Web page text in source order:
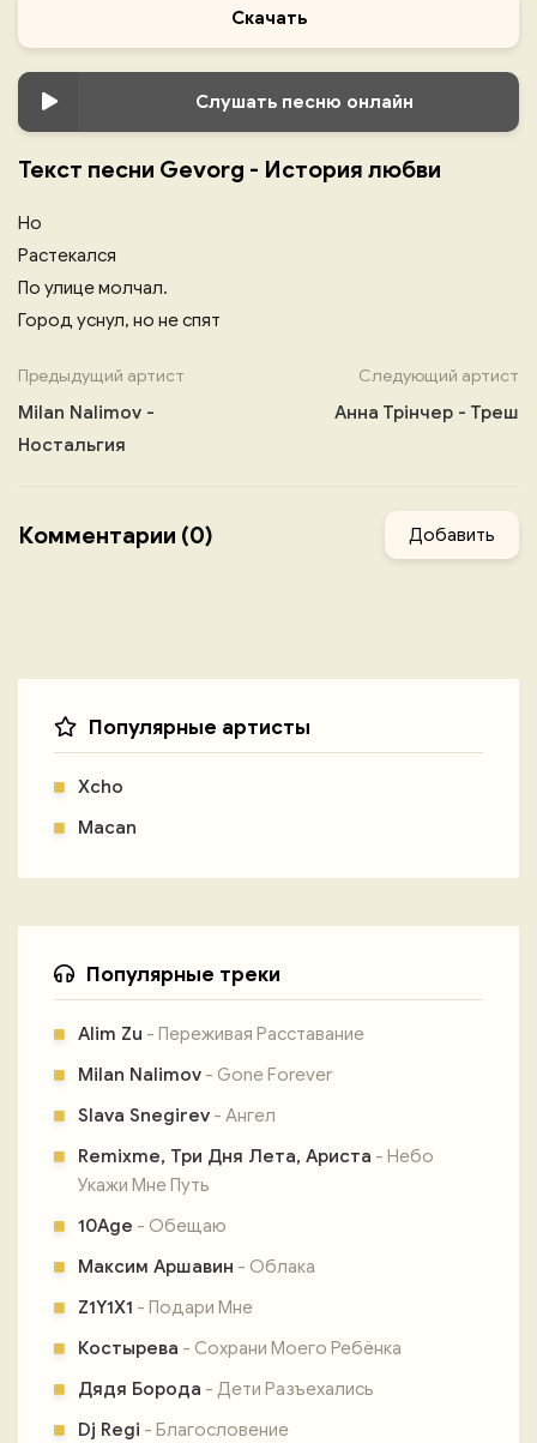
Скачать
Слушать песню онлайн
Текст песни Gevorg - История любви
Но
Растекался
По улице молчал.
Город уснул, но не спят
Предыдущий артист
Milan Nalimov -
Ностальгия
Следующий артист
Анна Трінчер - Треш
Комментарии (0) Добавить
Популярные артисты
Xcho
Macan
Популярные треки
Alim Zu - Переживая Расставание
Milan Nalimov - Gone Forever
Slava Snegirev - Ангел
Remixme, Три Дня Лета, Ариста - Небо
Укажи Мне Путь
10Age - Обещаю
Максим Аршавин - Облака
Z1Y1X1 - Подари Мне
Костырева - Сохрани Моего Ребёнка
Дядя Борода - Дети Разъехались
Dj Regi - Благословение